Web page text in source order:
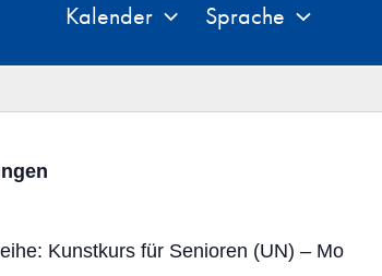
Kalender Sprache
Kunstkurs für Senioren (UN) – Mo